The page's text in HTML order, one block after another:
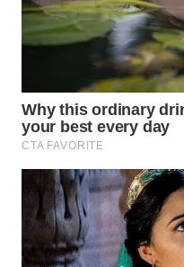
WN
BINJAI
WN
CIREBON
INDRAMAYU
WN
KUNINGAN